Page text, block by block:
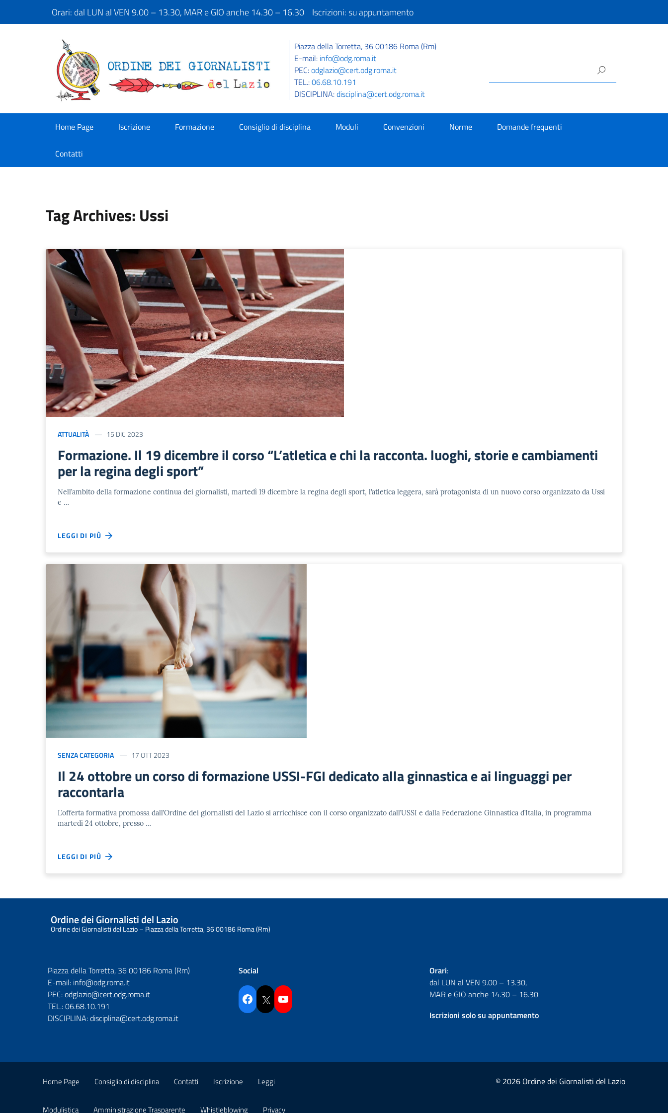
Orari: dal LUN al VEN 9.00 – 13.30, MAR e GIO anche 14.30 – 16.30 Iscrizioni: su appuntamento
Piazza della Torretta, 36 00186 Roma (Rm)
E-mail: info@odg.roma.it
PEC:odglazio@cert.odg.roma.it
TEL.:06.68.10.191
DISCIPLINA:disciplina@cert.odg.roma.it
Home Page Iscrizione Formazione Consiglio di disciplina Moduli Convenzioni Norme Domande frequenti
Contatti
Tag Archives: Ussi
ATTUALITÀ 15 DIC 2023
Formazione. Il 19 dicembre il corso “L’atletica e chi la racconta. luoghi, storie e cambiamenti
per la regina degli sport”
Nell’ambito della formazione continua dei giornalisti, martedì 19 dicembre la regina degli sport, l’atletica leggera, sarà protagonista di un nuovo corso organizzato da Ussi
e …
LEGGI DI PIÙ
SENZA CATEGORIA 17 OTT 2023
Il 24 ottobre un corso di formazione USSI-FGI dedicato alla ginnastica e ai linguaggi per
raccontarla
L’offerta formativa promossa dall’Ordine dei giornalisti del Lazio si arricchisce con il corso organizzato dall’USSI e dalla Federazione Ginnastica d’Italia, in programma
martedì 24 ottobre, presso …
LEGGI DI PIÙ
Ordine dei Giornalisti del Lazio
Ordine dei Giornalisti del Lazio – Piazza della Torretta, 36 00186 Roma (Rm)
Piazza della Torretta, 36 00186 Roma (Rm)
E-mail: info@odg.roma.it
PEC:odglazio@cert.odg.roma.it
TEL.:06.68.10.191
DISCIPLINA:disciplina@cert.odg.roma.it
Social
Facebook Twitter YouTube
Orari:
dal LUN al VEN 9.00 – 13.30,
MAR e GIO anche 14.30 – 16.30
Iscrizioni solo su appuntamento
Home Page Consiglio di disciplina Contatti Iscrizione Leggi
Modulistica Amministrazione Trasparente Whistleblowing Privacy
© 2026 Ordine dei Giornalisti del Lazio